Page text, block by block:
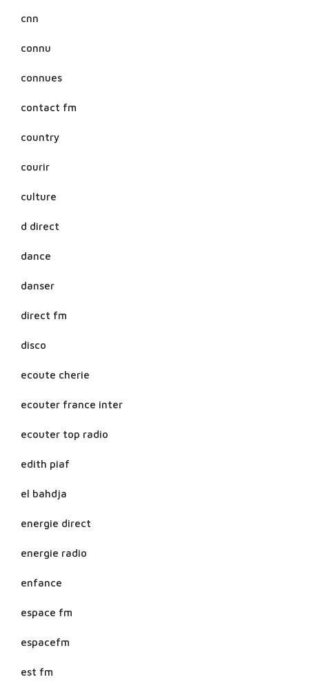
cnn
connu
connues
contact fm
country
courir
culture
d direct
dance
danser
direct fm
disco
ecoute cherie
ecouter france inter
ecouter top radio
edith piaf
el bahdja
energie direct
energie radio
enfance
espace fm
espacefm
est fm